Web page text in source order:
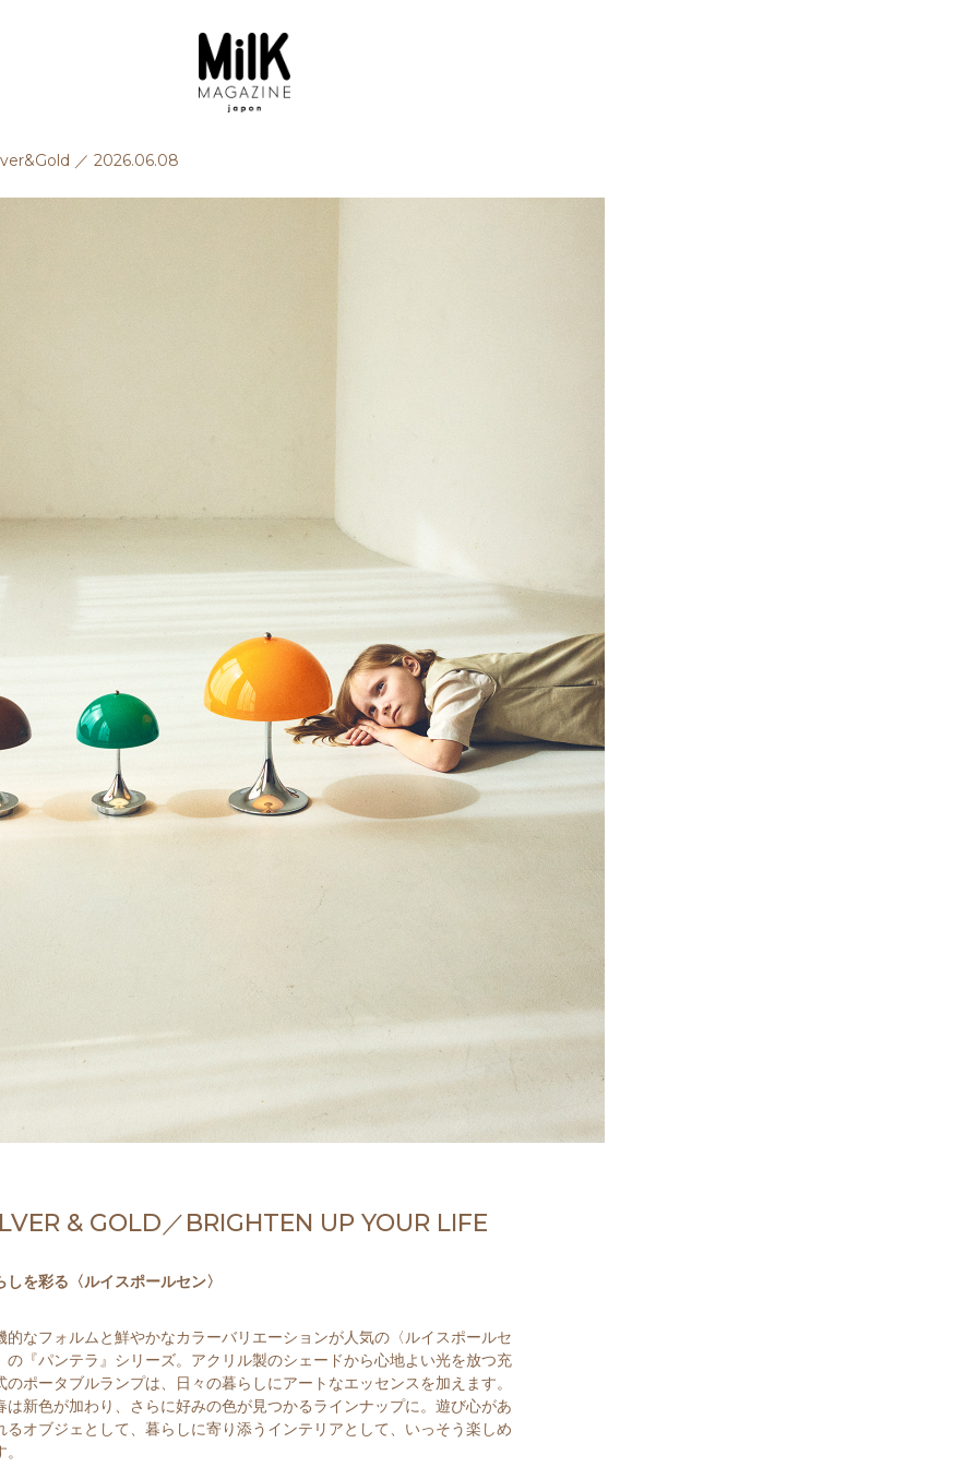
／ 2026.06.08
& GOLD／BRIGHTEN UP YOUR LIFE
しを彩る〈ルイスポールセン〉
的なフォルムと鮮やかなカラーバリエーションが人気の〈ルイスポールセ
の『パンテラ』シリーズ。アクリル製のシェードから心地よい光を放つ充
のポータブルランプは、日々の暮らしにアートなエッセンスを加えます。
は新色が加わり、さらに好みの色が見つかるラインナップに。遊び心があ
るオブジェとして、暮らしに寄り添うインテリアとして、いっそう楽しめ